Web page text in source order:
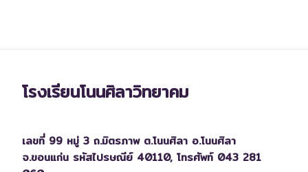
โรงเรียนโนนศิลาวิทยาคม
เลขที่ 99 หมู่ 3 ถ.มิตรภาพ ต.โนนศิลา อ.โนนศิลา
จ.ขอนแก่น รหัสไปรษณีย์ 40110, โทรศัพท์ 043 281